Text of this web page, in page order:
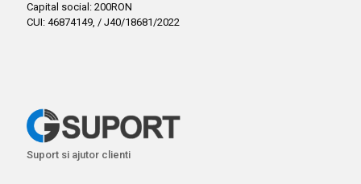
Capital social: 200RON
CUI: 46874149, / J40/18681/2022
Suport si ajutor clienti